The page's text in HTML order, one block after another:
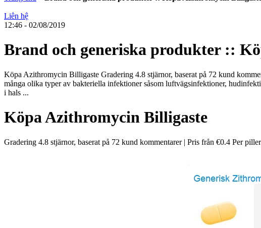
Liên hệ
12:46 - 02/08/2019
Brand och generiska produkter ::
Köpa Azithromycin Billigaste Gradering 4.8 stjärnor, baserat på 72 kund
många olika typer av bakteriella infektioner såsom luftvägsinfektioner,
i hals ...
Köpa Azithromycin Billigaste
Gradering 4.8 stjärnor, baserat på 72 kund kommentarer| Pris från €0.4 Per piller